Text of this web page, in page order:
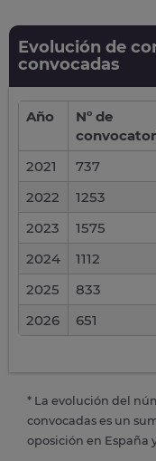
Evolución de
convocadas
Año
Nº de
2021
737
2022
1253
2023
1575
2024
1112
2025
833
2026
651
* La evolución del
convocadas es un
oposición en España